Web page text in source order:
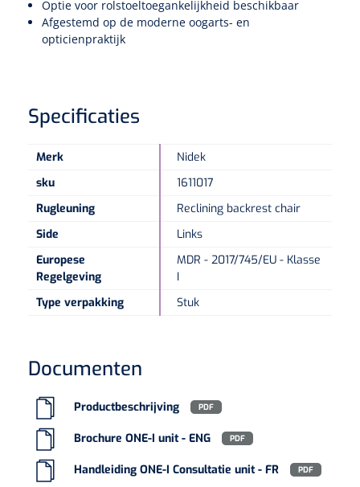
Optie voor rolstoeltoegankelijkheid beschikbaar
Afgestemd op de moderne oogarts- en
opticienpraktijk
Specificaties
Merk
Nidek
sku
1611017
Rugleuning
Reclining backrest chair
Side
Links
Europese
Regelgeving
MDR - 2017/745/EU - Klasse
I
Type verpakking
Stuk
Documenten
Productbeschrijving PDF
Brochure ONE-I unit - ENG PDF
Handleiding ONE-I Consultatie unit - FR PDF